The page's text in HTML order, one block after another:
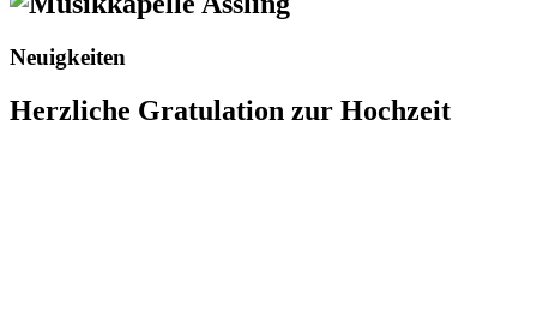
Neuigkeiten
Herzliche Gratulation zur Hochzeit